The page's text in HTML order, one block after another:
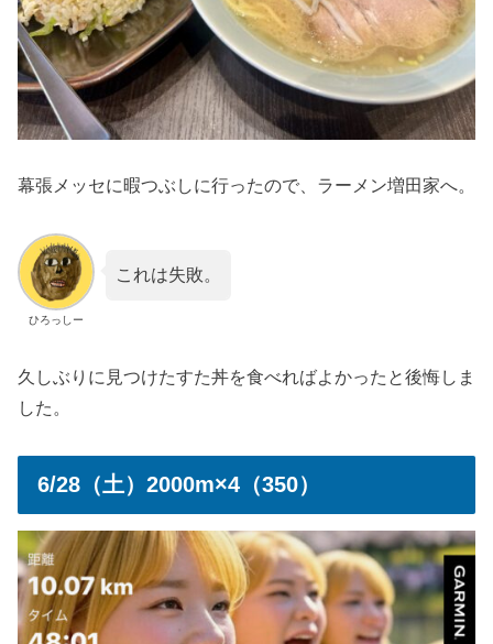
幕張メッセに暇つぶしに行ったので、ラーメン増田家へ。
ひろっしー
これは失敗。
久しぶりに見つけたすた丼を食べればよかったと後悔しま
した。
6/28（土）2000m×4（350）